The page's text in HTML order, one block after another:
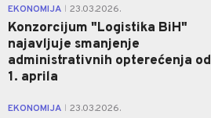
EKONOMIJA 23.03.2026.
Konzorcijum "Logistika BiH"
najavljuje smanjenje
administrativnih opterećenja od
1. aprila
EKONOMIJA 23.03.2026.